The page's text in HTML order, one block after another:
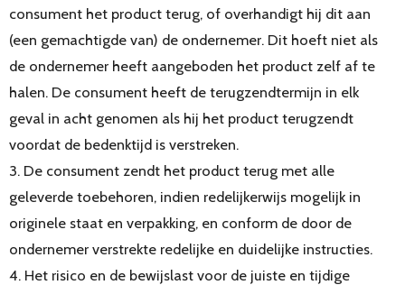
consument het product terug, of overhandigt hij dit aan
(een gemachtigde van) de ondernemer. Dit hoeft niet als
de ondernemer heeft aangeboden het product zelf af te
halen. De consument heeft de terugzendtermijn in elk
geval in acht genomen als hij het product terugzendt
voordat de bedenktijd is verstreken.
3. De consument zendt het product terug met alle
geleverde toebehoren, indien redelijkerwijs mogelijk in
originele staat en verpakking, en conform de door de
ondernemer verstrekte redelijke en duidelijke instructies.
4. Het risico en de bewijslast voor de juiste en tijdige